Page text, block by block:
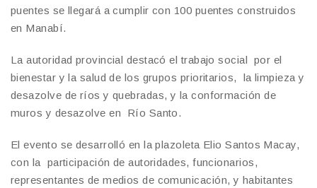
puentes se llegará a cumplir con 100 puentes construidos
en Manabí.
La autoridad provincial destacó el trabajo social por el
bienestar y la salud de los grupos prioritarios, la limpieza y
desazolve de ríos y quebradas, y la conformación de
muros y desazolve en Río Santo.
El evento se desarrolló en la plazoleta Elio Santos Macay,
con la participación de autoridades, funcionarios,
representantes de medios de comunicación, y habitantes